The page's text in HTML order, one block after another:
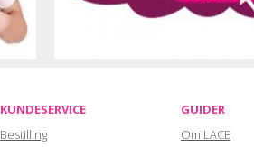
KUNDESERVICE
Bestilling
GUIDER
Om LACE